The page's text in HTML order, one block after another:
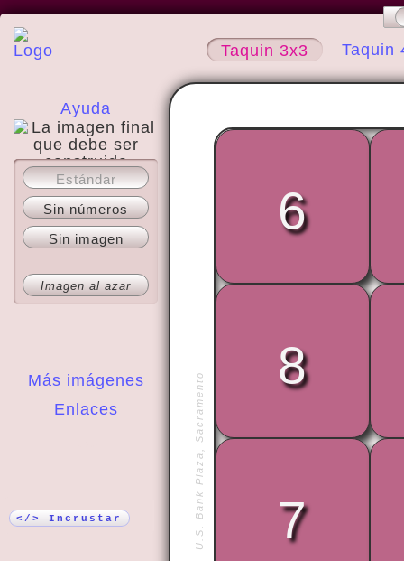
Taquin 3x3 Taquin
Ayuda
Acerca del sitio
Más imágenes
Enlaces
Estándar
Sin números
Sin imagen
Imagen al azar
</> Incrustar U.S. Bank Plaza, Sacramento
years.
Then we
6
8
7